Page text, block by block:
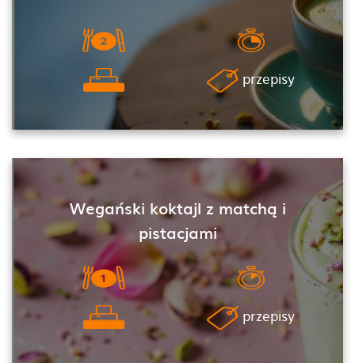
przepisy
Wegański koktajl z matchą i
pistacjami
przepisy